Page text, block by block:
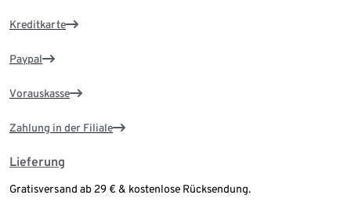
Kreditkarte
Paypal
Vorauskasse
Zahlung in der Filiale
Lieferung
Gratisversand ab 29 € & kostenlose Rücksendung.